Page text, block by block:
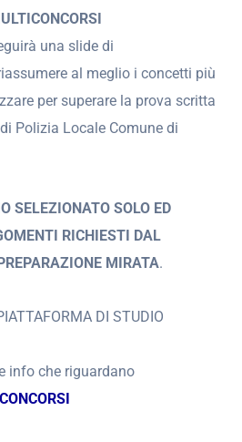
una slide di
al meglio i concetti più
per superare la prova scritta
Polizia Locale Comune di
SELEZIONATO SOLO ED
RICHIESTI DAL
MIRATA.
DI STUDIO
info che riguardano